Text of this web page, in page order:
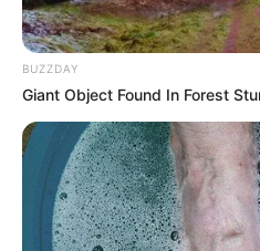
BUZZDAY
Giant Object Found In Forest